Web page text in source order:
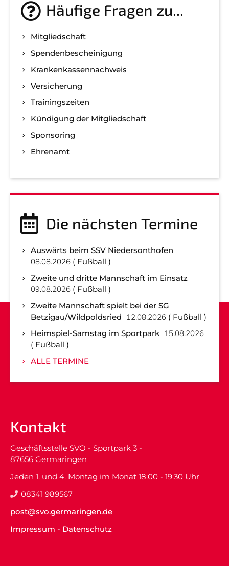
Häufige Fragen zu...
Mitgliedschaft
Spenden­bescheinigung
Kranken­kassen­nachweis
Versicherung
Trainingszeiten
Kündigung der Mitgliedschaft
Sponsoring
Ehrenamt
Die nächsten Termine
Auswärts beim SSV Niedersonthofen
08.08.2026
Fußball
Zweite und dritte Mannschaft im Einsatz
09.08.2026
Fußball
Zweite Mannschaft spielt bei der SG
Betzigau/Wildpoldsried
12.08.2026
Fußball
Heimspiel-Samstag im Sportpark 15.08.2026
Fußball
ALLE TERMINE
Kontakt
Geschäftsstelle SVO - Sportpark 3 -
87656 Germaringen
Jeden 1. und 4. Montag im Monat 18:00 - 19:30 Uhr
08341 989567
post@svo.germaringen.de
Impressum - Datenschutz